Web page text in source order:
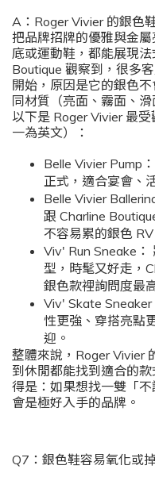
A：Roger Vivier 的銀色
把品牌招牌的優雅與金
底或運動鞋，都能展現
Boutique 觀察到，很多
開始，原因是它的銀色
同材質（亮面、霧面、
以下是 Roger Vivier 最
一為英文）：
Belle Vivier Pump
正式，適合宴會、
Belle Vivier
跟 Charline
不容易累的銀色 RV
Viv' Run Sneake：
型，時髦又好走，
銀色款裡詢問度最
Viv' Skate
性更強、穿搭亮點
迎。
整體來說，Roger Vivier
到休閒都能找到適合的
得是：如果想找一雙「
會是極好入手的品牌。
Q7：銀色鞋容易氧化或